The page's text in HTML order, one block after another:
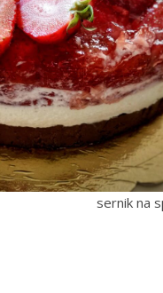
sernik na